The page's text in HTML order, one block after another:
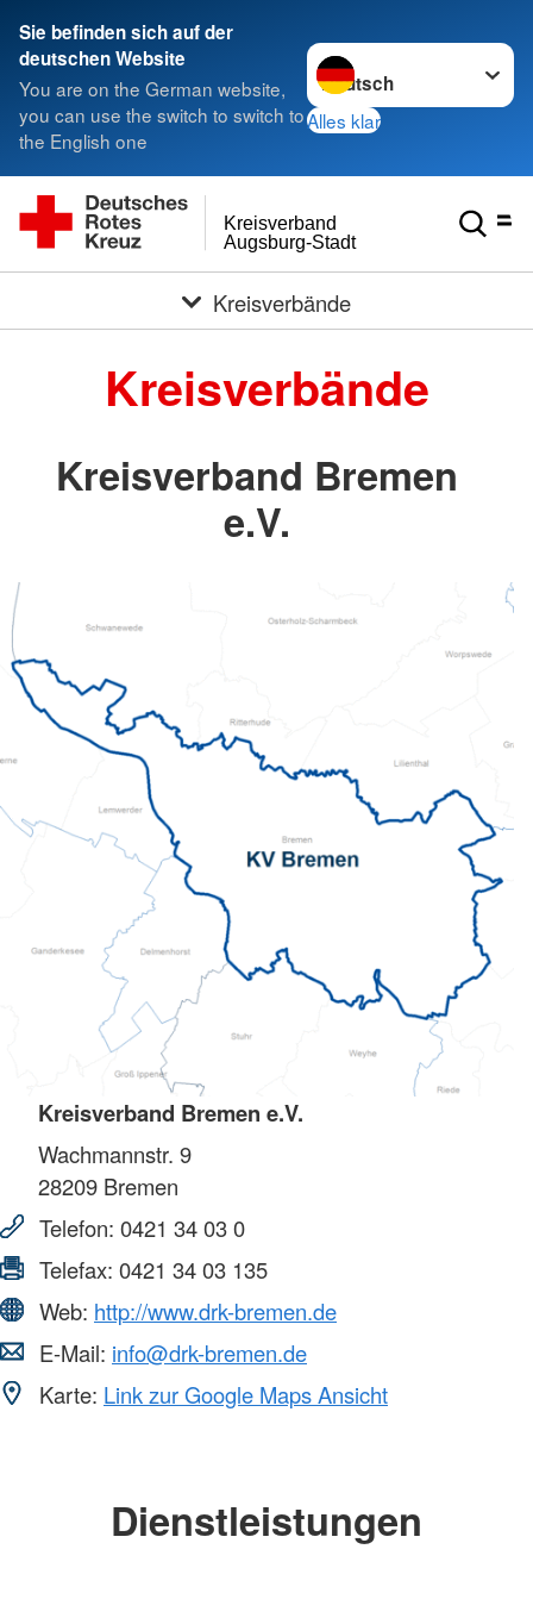
Sie befinden sich auf der
deutschen Website
You are on the German website,
you can use the switch to switch to
the English one
Sprache wechseln zu
Alles klar
Augsburg-Stadt
Kreisverband
Kreisverbände
Kreisverbände
Kreisverband Bremen
e.V.
Kreisverband Bremen e.V.
Wachmannstr. 9
28209 Bremen
Telefon: 0421 34 03 0
Telefax: 0421 34 03 135
Web: http://www.drk-bremen.de
E-Mail: info@drk-bremen.de
Karte: Link zur Google Maps Ansicht
Dienstleistungen